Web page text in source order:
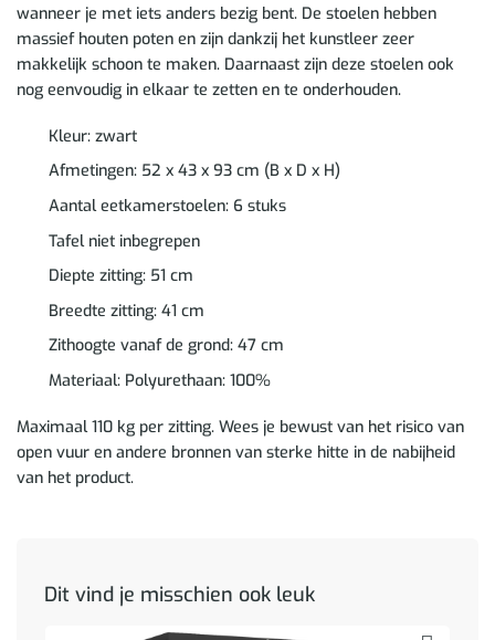
wanneer je met iets anders bezig bent. De stoelen hebben
massief houten poten en zijn dankzij het kunstleer zeer
makkelijk schoon te maken. Daarnaast zijn deze stoelen ook
nog eenvoudig in elkaar te zetten en te onderhouden.
Kleur: zwart
Afmetingen: 52 x 43 x 93 cm (B x D x H)
Aantal eetkamerstoelen: 6 stuks
Tafel niet inbegrepen
Diepte zitting: 51 cm
Breedte zitting: 41 cm
Zithoogte vanaf de grond: 47 cm
Materiaal: Polyurethaan: 100%
Maximaal 110 kg per zitting. Wees je bewust van het risico van
open vuur en andere bronnen van sterke hitte in de nabijheid
van het product.
Dit vind je misschien ook leuk